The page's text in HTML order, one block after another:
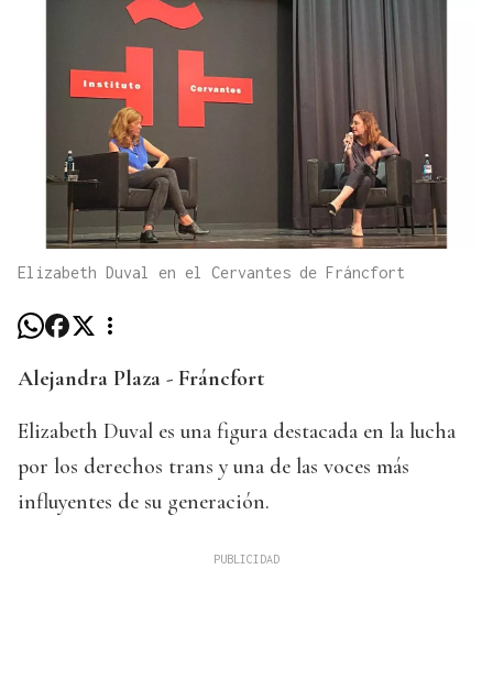
Elizabeth Duval en el Cervantes de Fráncfort
Alejandra Plaza - Fráncfort
Elizabeth Duval es una figura destacada en la lucha
por los derechos trans y una de las voces más
influyentes de su generación.